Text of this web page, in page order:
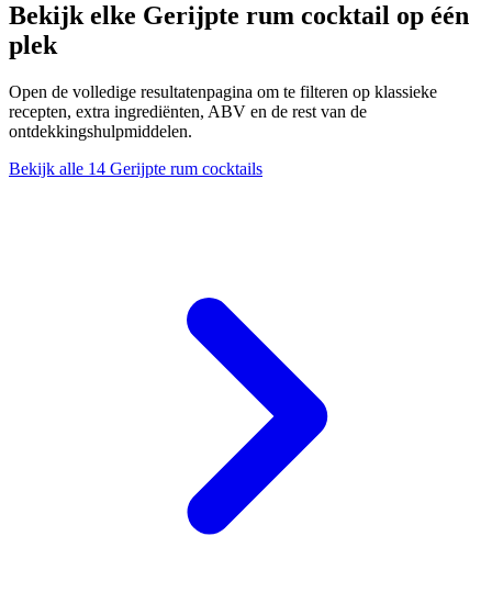
Bekijk elke Gerijpte rum cocktail op één
plek
Open de volledige resultatenpagina om te filteren op klassieke
recepten, extra ingrediënten, ABV en de rest van de
ontdekkingshulpmiddelen.
Bekijk alle 14 Gerijpte rum cocktails